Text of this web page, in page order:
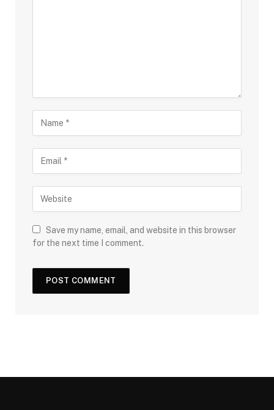
Save my name, email, and website in this browser
for the next time I comment.